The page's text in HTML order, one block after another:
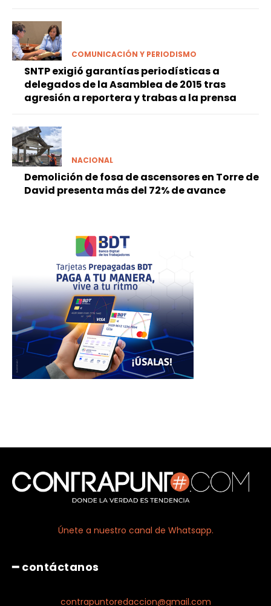
COMUNICACIÓN Y PERIODISMO
SNTP exigió garantías periodísticas a
delegados de la Asamblea de 2015 tras
agresión a reportera y trabas a la prensa
NACIONAL
Demolición de fosa de ascensores en Torre de
David presenta más del 72% de avance
Únete a nuestro canal de Whatsapp.
━ contáctanos
contrapuntoredaccion@gmail.com